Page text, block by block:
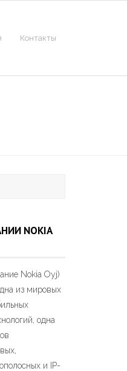
Контакты
NOKIA
Nokia Oyj)
из мировых
одна
и IP-